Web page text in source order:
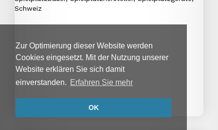
Zur Optimierung dieser Website werden
Cookies eingesetzt. Mit der Nutzung unserer
Website erklären Sie sich damit
einverstanden.
Erfahren Sie mehr
OK